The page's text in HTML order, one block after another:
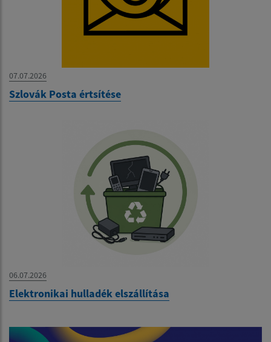
07.07.2026
Szlovák Posta értsítése
06.07.2026
Elektronikai hulladék elszállítása